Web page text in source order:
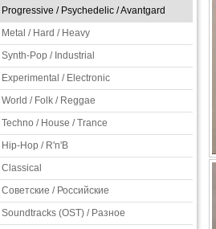
Progressive / Psychedelic / Avantgard
Metal / Hard / Heavy
Synth-Pop / Industrial
Experimental / Electronic
World / Folk / Reggae
Techno / House / Trance
Hip-Hop / R'n'B
Classical
Советские / Российские
Soundtracks (OST) / Разное